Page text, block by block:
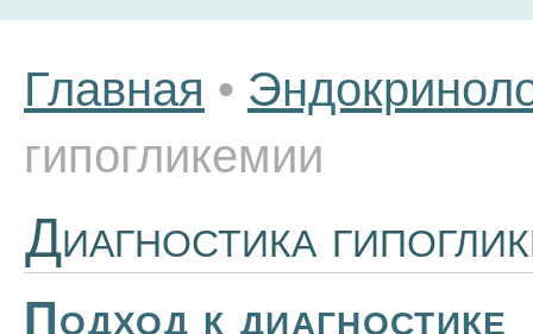
Главная •
гипогликемии
Диагностика
Подход к диагностике